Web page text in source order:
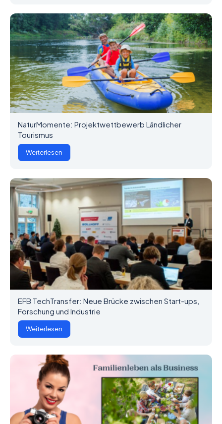
NaturMomente: Projektwettbewerb Ländlicher
Tourismus
Weiterlesen
EFB TechTransfer: Neue Brücke zwischen Start-ups,
Forschung und Industrie
Weiterlesen